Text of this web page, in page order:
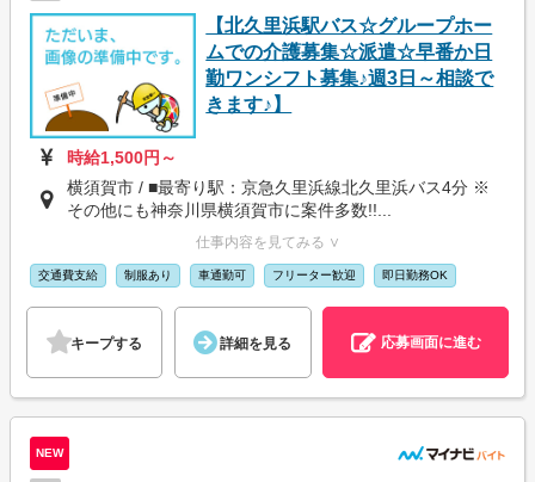
【北久里浜駅バス☆グループホー
ムでの介護募集☆派遣☆早番か日
勤ワンシフト募集♪週3日～相談で
きます♪】
時給1,500円～
横須賀市 / ■最寄り駅：京急久里浜線北久里浜バス4分 ※
その他にも神奈川県横須賀市に案件多数!!...
仕事内容を見てみる ∨
交通費支給 制服あり 車通勤可 フリーター歓迎 即日勤務OK
キープする 詳細を見る 応募画面に進む
NEW